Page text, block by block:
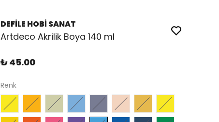
DEFİLE HOBİ SANAT
Artdeco Akrilik Boya 140 ml
₺ 45.00
Renk